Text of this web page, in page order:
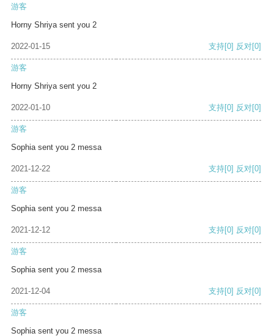
游客
Horny Shriya sent you 2
2022-01-15 支持[0] 反对[0]
游客
Horny Shriya sent you 2
2022-01-10 支持[0] 反对[0]
游客
Sophia sent you 2 messa
2021-12-22 支持[0] 反对[0]
游客
Sophia sent you 2 messa
2021-12-12 支持[0] 反对[0]
游客
Sophia sent you 2 messa
2021-12-04 支持[0] 反对[0]
游客
Sophia sent you 2 messa